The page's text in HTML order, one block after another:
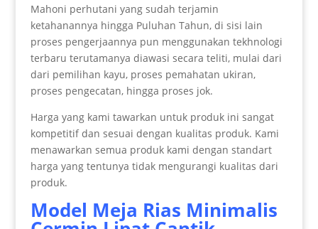
Mahoni perhutani yang sudah terjamin
ketahanannya hingga Puluhan Tahun, di sisi lain
proses pengerjaannya pun menggunakan tekhnologi
terbaru terutamanya diawasi secara teliti, mulai dari
dari pemilihan kayu, proses pemahatan ukiran,
proses pengecatan, hingga proses jok.
Harga yang kami tawarkan untuk produk ini sangat
kompetitif dan sesuai dengan kualitas produk. Kami
menawarkan semua produk kami dengan standart
harga yang tentunya tidak mengurangi kualitas dari
produk.
Model Meja Rias Minimalis